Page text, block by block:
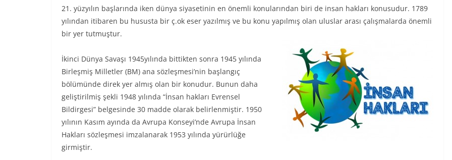
21. yüzyılın başlarında iken dünya siyasetinin en önemli konularından biri de insan hakları konusudur. 1789
yılından itibaren bu hususta bir ç.ok eser yazılmış ve bu konu yapılmış olan uluslar arası çalışmalarda önemli
bir yer tutmuştur.
İkinci Dünya Savaşı 1945yılında bittikten sonra 1945 yılında
Birleşmiş Milletler (BM) ana sözleşmesi’nin başlangıç
bölümünde direk yer almış olan bir konudur. Bunun daha
geliştirilmiş şekli 1948 yılında “İnsan hakları Evrensel
Bildirgesi” belgesinde 30 madde olarak belirlenmiştir. 1950
yılının Kasım ayında da Avrupa Konseyi’nde Avrupa İnsan
Hakları sözleşmesi imzalanarak 1953 yılında yürürlüğe
girmiştir.